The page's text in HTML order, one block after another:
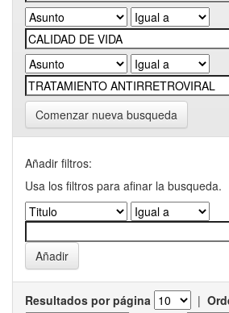
Comenzar nueva busqueda
Añadir filtros:
Usa los filtros para afinar la busqueda.
Resultados por página |